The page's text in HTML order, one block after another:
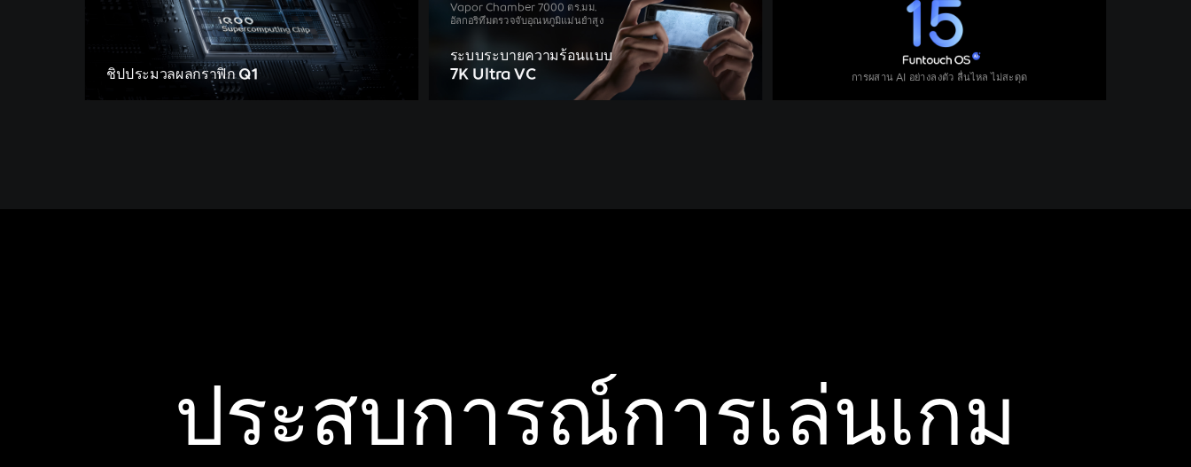
ชิปประมวลผลกราฟิก Q1
Vapor Chamber 7000 ตร.มม.
อัลกอริทึมตรวจจับอุณหภูมิแม่นยำสูง
ระบบระบายความร้อนแบบ
7K Ultra VC
การผสาน AI อย่างลงตัว ลื่นไหล ไม่สะดุด
ประสบการณ์การเล่นเกม